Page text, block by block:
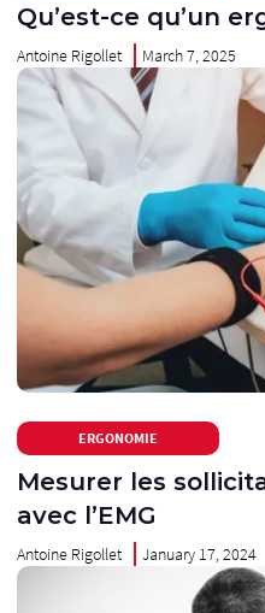
Qu’est-ce qu’un
Antoine Rigollet March 7, 2025
ERGONOMIE
Mesurer les
avec l’EMG
Antoine Rigollet January 17, 2024